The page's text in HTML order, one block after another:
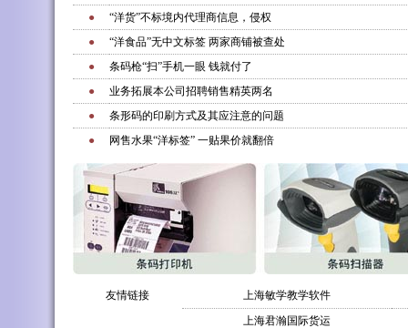
●
“洋货”不标境内代理商信息，侵权
●
“洋食品”无中文标签 两家商铺被查处
●
条码枪“扫”手机一眼 钱就付了
●
业务拓展本公司招聘销售精英两名
●
条形码的印刷方式及其应注意的问题
●
网售水果“洋标签” 一贴果价就翻倍
友情链接
上海敏学教学软件
上海君瀚国际货运